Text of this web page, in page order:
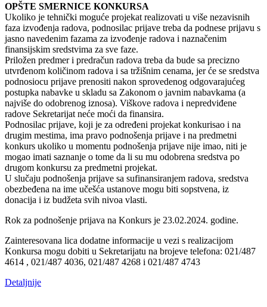
OPŠTE SMERNICE KONKURSA
Ukoliko je tehnički moguće projekat realizovati u više nezavisnih
faza izvođenja radova, podnosilac prijave treba da podnese prijavu s
jasno navedenim fazama za izvođenje radova i naznačenim
finansijskim sredstvima za sve faze.
Priložen predmer i predračun radova treba da bude sa precizno
utvrđenom količinom radova i sa tržišnim cenama, jer će se sredstva
podnosiocu prijave prenositi nakon sprovedenog odgovarajućeg
postupka nabavke u skladu sa Zakonom o javnim nabavkama (a
najviše do odobrenog iznosa). Viškove radova i nepredviđene
radove Sekretarijat neće moći da finansira.
Podnosilac prijave, koji je za određeni projekat konkurisao i na
drugim mestima, ima pravo podnošenja prijave i na predmetni
konkurs ukoliko u momentu podnošenja prijave nije imao, niti je
mogao imati saznanje o tome da li su mu odobrena sredstva po
drugom konkursu za predmetni projekat.
U slučaju podnošenja prijave sa sufinansiranjem radova, sredstva
obezbeđena na ime učešća ustanove mogu biti sopstvena, iz
donacija i iz budžeta svih nivoa vlasti.
Rok za podnošenje prijava na Konkurs je 23.02.2024. godine.
Zainteresovana lica dodatne informacije u vezi s realizacijom
Konkursa mogu dobiti u Sekretarijatu na brojeve telefona: 021/487
4614 , 021/487 4036, 021/487 4268 i 021/487 4743
Detaljnije